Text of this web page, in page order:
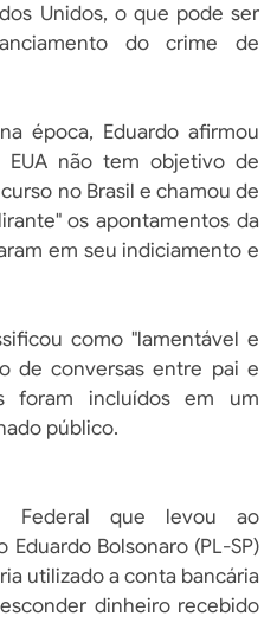
Unidos, o que pode ser
do crime de
época, Eduardo afirmou
não tem objetivo de
no Brasil e chamou de
os apontamentos da
em seu indiciamento e
como "lamentável e
de conversas entre pai e
foram incluídos em um
público.
Federal que levou ao
Bolsonaro (PL-SP)
utilizado a conta bancária
dinheiro recebido